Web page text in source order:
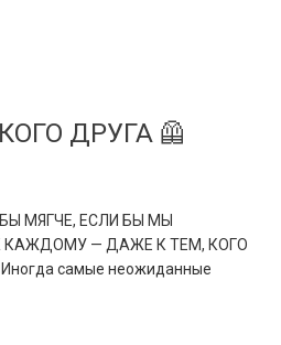
ДРУГА 🦺
МЯГЧЕ, ЕСЛИ БЫ МЫ
КАЖДОМУ — ДАЖЕ К ТЕМ, КОГО
самые неожиданные